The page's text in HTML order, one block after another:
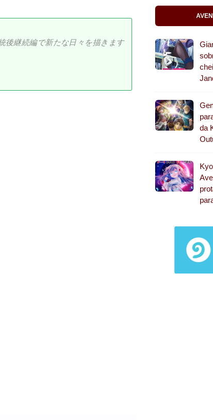
後継続編で新たな日々を描きます
da